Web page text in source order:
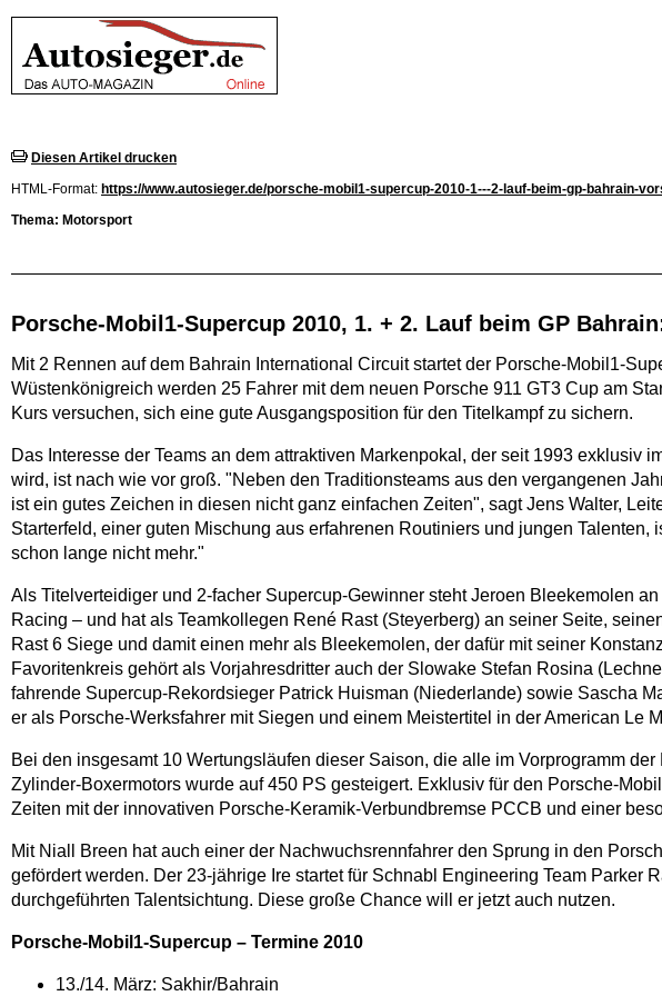
Diesen Artikel drucken
HTML-Format: https://www.autosieger.de/porsche-mobil1-supercup-2010-1---2-lauf-beim-gp-bahrain-
Thema: Motorsport
Porsche-Mobil1-Supercup 2010, 1. + 2. Lauf beim GP
Mit 2 Rennen auf dem Bahrain International Circuit startet der Porsche-Mobil1-
Wüstenkönigreich werden 25 Fahrer mit dem neuen Porsche 911 GT3 Cup am
Kurs versuchen, sich eine gute Ausgangsposition für den Titelkampf zu sichern.
Das Interesse der Teams an dem attraktiven Markenpokal, der seit 1993 exklusiv
wird, ist nach wie vor groß. "Neben den Traditionsteams aus den vergangenen
ist ein gutes Zeichen in diesen nicht ganz einfachen Zeiten", sagt Jens Walter,
Starterfeld, einer guten Mischung aus erfahrenen Routiniers und jungen
schon lange nicht mehr."
Als Titelverteidiger und 2-facher Supercup-Gewinner steht Jeroen Bleekemolen
Racing – und hat als Teamkollegen René Rast (Steyerberg) an seiner Seite,
Rast 6 Siege und damit einen mehr als Bleekemolen, der dafür mit seiner
Favoritenkreis gehört als Vorjahresdritter auch der Slowake Stefan Rosina
fahrende Supercup-Rekordsieger Patrick Huisman (Niederlande) sowie Sascha
er als Porsche-Werksfahrer mit Siegen und einem Meistertitel in der American
Bei den insgesamt 10 Wertungsläufen dieser Saison, die alle im Vorprogramm
Zylinder-Boxermotors wurde auf 450 PS gesteigert. Exklusiv für den Porsche-
Zeiten mit der innovativen Porsche-Keramik-Verbundbremse PCCB und einer
Mit Niall Breen hat auch einer der Nachwuchsrennfahrer den Sprung in den
gefördert werden. Der 23-jährige Ire startet für Schnabl Engineering Team
durchgeführten Talentsichtung. Diese große Chance will er jetzt auch nutzen.
Porsche-Mobil1-Supercup – Termine 2010
13./14. März: Sakhir/Bahrain